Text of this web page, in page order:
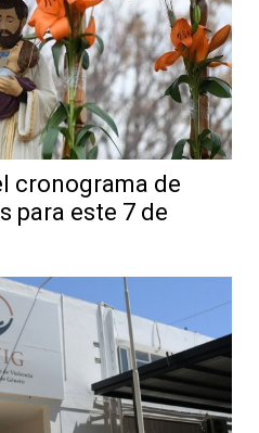
cronograma de
para este 7 de